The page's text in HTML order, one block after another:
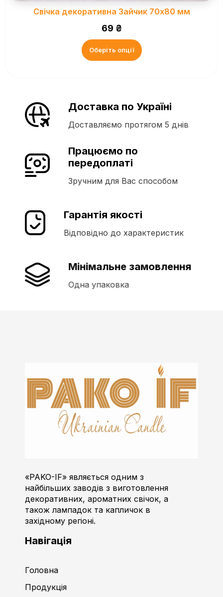
Свічка декоративна Зайчик 70х80 мм
69 ₴
Оберіть опції
Доставка по Україні
Доставляємо протягом 5 днів
Працюємо по
передоплаті
Зручним для Вас способом
Гарантія якості
Відповідно до характеристик
Мінімальне замовлення
Одна упаковка
«PAKO-IF» являється одним з
найбільших заводів з виготовлення
декоративних, ароматних свічок, а
також лампадок та капличок в
західному регіоні.
Навігація
Головна
Продукція